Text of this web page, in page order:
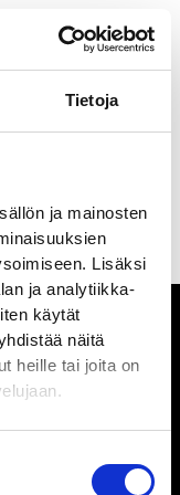
Tietoja
ja mainosten
Lisäksi
ja analytiikka-
käytät
näitä
heille tai joita on